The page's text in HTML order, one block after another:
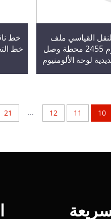
القياسي ملف
تعريف الألومنيوم 2455 محطة وصل
لوحة الألومنيوم
خط
10
11
12
...
21